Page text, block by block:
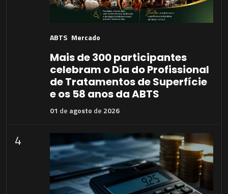
ABTS Mercado
Mais de 300 participantes
celebram o Dia do Profissional
de Tratamentos de Superfície
e os 58 anos da ABTS
01 de agosto de 2026
4